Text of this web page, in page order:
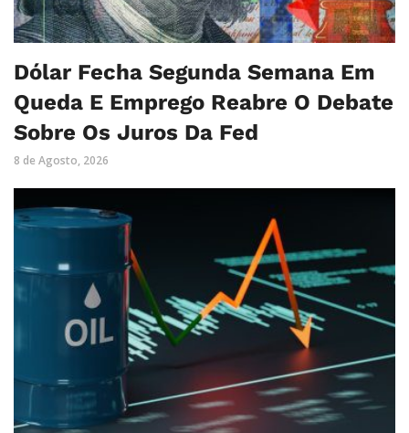
Dólar Fecha Segunda Semana Em
Queda E Emprego Reabre O Debate
Sobre Os Juros Da Fed
8 de Agosto, 2026